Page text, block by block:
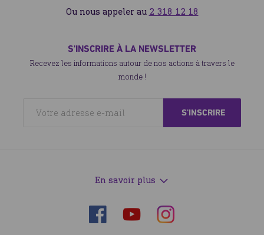
Ou nous appeler au 2 318 12 18
S'INSCRIRE À LA NEWSLETTER
Recevez les informations autour de nos actions à travers le
monde !
En savoir plus
Suivez-
nous
Suivez-
Suivez-
nous